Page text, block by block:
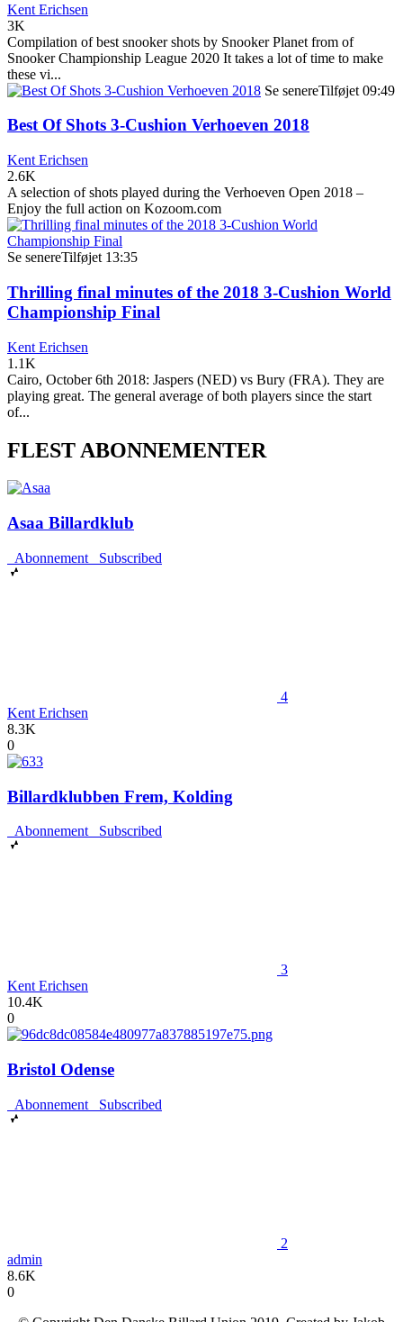
Kent Erichsen
3K
Compilation of best snooker shots by Snooker Planet from of
Snooker Championship League 2020 It takes a lot of time to make
these vi...
Se senereTilføjet 09:49
Best Of Shots 3-Cushion Verhoeven 2018
Kent Erichsen
2.6K
A selection of shots played during the Verhoeven Open 2018 –
Enjoy the full action on Kozoom.com
Se senereTilføjet 13:35
Thrilling final minutes of the 2018 3-Cushion World
Championship Final
Kent Erichsen
1.1K
Cairo, October 6th 2018: Jaspers (NED) vs Bury (FRA). They are
playing great. The general average of both players since the start
of...
FLEST ABONNEMENTER
Asaa Billardklub
Abonnement Subscribed
4
Kent Erichsen
8.3K
0
Billardklubben Frem, Kolding
Abonnement Subscribed
3
Kent Erichsen
10.4K
0
Bristol Odense
Abonnement Subscribed
2
admin
8.6K
0